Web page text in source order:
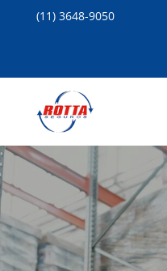
(11) 3648-9050